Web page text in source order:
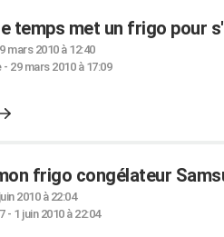
temps met un frigo pour
mars 2010 à 12:40
- 29 mars 2010 à 17:09
frigo congélateur
2010 à 22:04
- 1 juin 2010 à 22:04